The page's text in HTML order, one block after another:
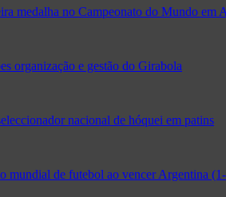
medalha no Campeonato do Mundo em
organização e gestão do Girabola
nacional de hóquei em patins
mundial de futebol ao vencer Argentina